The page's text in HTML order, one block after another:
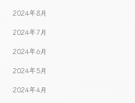
2024年8月
2024年7月
2024年6月
2024年5月
2024年4月